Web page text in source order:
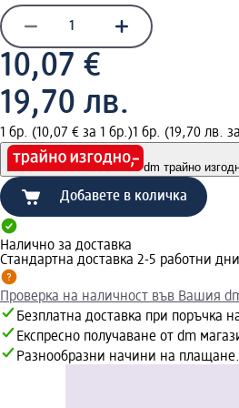
10,07 €
19,70 лв.
1 бр. (10,07 € за 1 бр.)1 бр. (19,70 лв.
dm трайно
Добавете в количка
Налично за доставка
Стандартна доставка 2-5 работни дни
Проверка на наличност във Вашия
Безплатна доставка при поръчка
Експресно получаване от dm
Разнообразни начини на плащане.